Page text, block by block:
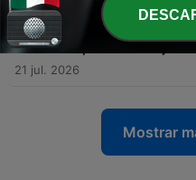
23 jul. 2026
12437 - Supremacismo
21 jul. 2026
Mostrar